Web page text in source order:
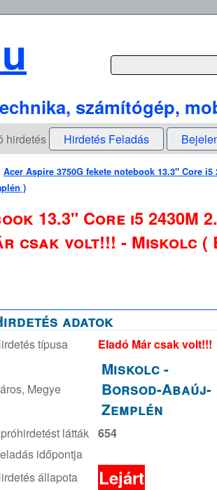
számítógép,
hirdetés Hirdetés Feladás
Acer Aspire 3750G fekete notebook 13.3" Core i5
)
13.3" Core i5 2430M
csak volt!!! - Miskolc
adatok
típusa Eladó Már csak volt!!!
Megye
Miskolc -
Borsod-Abaúj-
Zemplén
látták 654
időpontja
állapota
Lejárt